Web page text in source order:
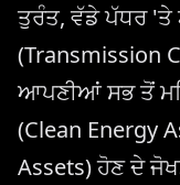
ਤੁਰੰਤ, ਵੱਡੇ ਪੱਧਰ 'ਤੇ
(Transmission
ਆਪਣੀਆਂ ਸਭ ਤੋਂ
(Clean Energy
Assets) ਹੋਣ ਦੇ